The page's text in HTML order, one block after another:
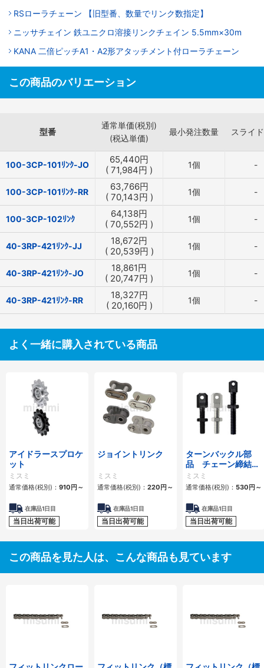
RSローラチェーン 【旧型番、数量でリンク数指定】
ニッサチェイン 鉄ユニクロ溶接リンクチェイン 5.5mm×30m
KANA 二倍ピッチA1・A2形アタッチメント付ローラチェーン
この商品のバリエーション
型番
通常単価(税別)
(税込単価)
最小発注数量 スライ
100-3CP-101ﾘﾝｸ-JO 65,440円
( 71,984円 ) 1個 -
100-3CP-101ﾘﾝｸ-RR 63,766円
( 70,143円 ) 1個 -
100-3CP-102ﾘﾝｸ 64,138円
( 70,552円 ) 1個 -
40-3RP-421ﾘﾝｸ-JJ 18,672円
( 20,539円 ) 1個 -
40-3RP-421ﾘﾝｸ-JO 18,861円
( 20,747円 ) 1個 -
40-3RP-421ﾘﾝｸ-RR 18,327円
( 20,160円 ) 1個 -
よく一緒に購入されている商品
アイドラースプロケ
ット
ミスミ
通常価格(税別)： 910円～
在庫品1日目
当日出荷可能
ジョイントリンク
ミスミ
通常価格(税別)： 220円～
在庫品1日目
当日出荷可能
ターンバックル部
品 チェーン締結
用 スタンダードタ
イプ・ロングタイプ
ミスミ
通常価格(税別)： 530円～
在庫品1日目
当日出荷可能
この商品を見た人は、こんな商品も見ています